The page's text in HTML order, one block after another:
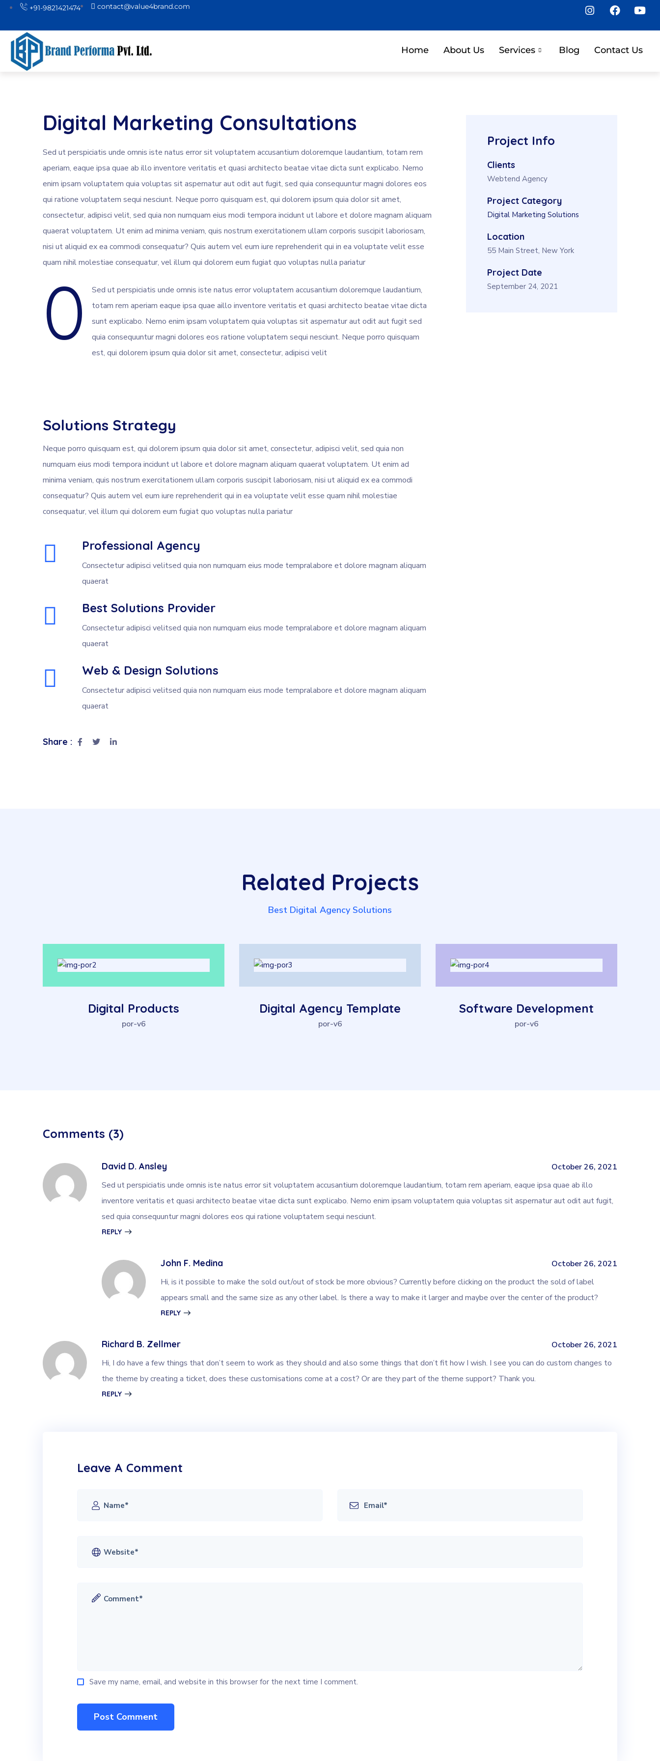
+91-9821421474 contact@value4brand.com
Home About Us Services Blog Contact Us
Digital Marketing Consultations
Sed ut perspiciatis unde omnis iste natus error sit voluptatem accusantium doloremque laudantium, totam rem
aperiam, eaque ipsa quae ab illo inventore veritatis et quasi architecto beatae vitae dicta sunt explicabo. Nemo
enim ipsam voluptatem quia voluptas sit aspernatur aut odit aut fugit, sed quia consequuntur magni dolores eos
qui ratione voluptatem sequi nesciunt. Neque porro quisquam est, qui dolorem ipsum quia dolor sit amet,
consectetur, adipisci velit, sed quia non numquam eius modi tempora incidunt ut labore et dolore magnam aliquam
quaerat voluptatem. Ut enim ad minima veniam, quis nostrum exercitationem ullam corporis suscipit laboriosam,
nisi ut aliquid ex ea commodi consequatur? Quis autem vel eum iure reprehenderit qui in ea voluptate velit esse
quam nihil molestiae consequatur, vel illum qui dolorem eum fugiat quo voluptas nulla pariatur
0
Sed ut perspiciatis unde omnis iste natus error voluptatem accusantium doloremque laudantium,
totam rem aperiam eaque ipsa quae aillo inventore veritatis et quasi architecto beatae vitae dicta
sunt explicabo. Nemo enim ipsam voluptatem quia voluptas sit aspernatur aut odit aut fugit sed
quia consequuntur magni dolores eos ratione voluptatem sequi nesciunt. Neque porro quisquam
est, qui dolorem ipsum quia dolor sit amet, consectetur, adipisci velit
Solutions Strategy
Neque porro quisquam est, qui dolorem ipsum quia dolor sit amet, consectetur, adipisci velit, sed quia non
numquam eius modi tempora incidunt ut labore et dolore magnam aliquam quaerat voluptatem. Ut enim ad
minima veniam, quis nostrum exercitationem ullam corporis suscipit laboriosam, nisi ut aliquid ex ea commodi
consequatur? Quis autem vel eum iure reprehenderit qui in ea voluptate velit esse quam nihil molestiae
consequatur, vel illum qui dolorem eum fugiat quo voluptas nulla pariatur
Professional Agency
Consectetur adipisci velitsed quia non numquam eius mode tempralabore et dolore magnam aliquam
quaerat
Best Solutions Provider
Consectetur adipisci velitsed quia non numquam eius mode tempralabore et dolore magnam aliquam
quaerat
Web & Design Solutions
Consectetur adipisci velitsed quia non numquam eius mode tempralabore et dolore magnam aliquam
quaerat
Share :
Project Info
Clients
Webtend Agency
Project Category
Digital Marketing Solutions
Location
55 Main Street, New York
Project Date
September 24, 2021
Related Projects
Best Digital Agency Solutions
Digital Products
por-v6
Digital Agency Template
por-v6
Software Development
por-v6
Comments (3)
David D. Ansley
October 26, 2021
Sed ut perspiciatis unde omnis iste natus error sit voluptatem accusantium doloremque laudantium, totam rem aperiam, eaque ipsa quae ab illo
inventore veritatis et quasi architecto beatae vitae dicta sunt explicabo. Nemo enim ipsam voluptatem quia voluptas sit aspernatur aut odit aut fugit,
sed quia consequuntur magni dolores eos qui ratione voluptatem sequi nesciunt.
REPLY
John F. Medina
October 26, 2021
Hi, is it possible to make the sold out/out of stock be more obvious? Currently before clicking on the product the sold of label
appears small and the same size as any other label. Is there a way to make it larger and maybe over the center of the product?
REPLY
Richard B. Zellmer
October 26, 2021
Hi, I do have a few things that don’t seem to work as they should and also some things that don’t fit how I wish. I see you can do custom changes to
the theme by creating a ticket, does these customisations come at a cost? Or are they part of the theme support? Thank you.
REPLY
Leave A Comment
Save my name, email, and website in this browser for the next time I comment.